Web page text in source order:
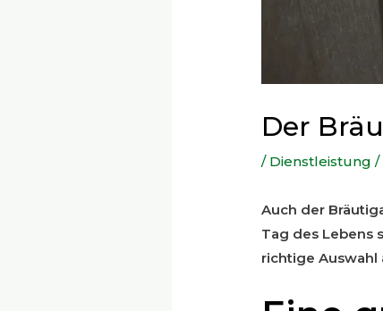
Der
/ Dienstleistung /
Auch der
Tag des Lebens
richtige Auswahl